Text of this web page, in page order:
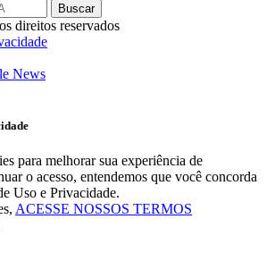
direitos reservados
para melhorar sua experiência de
o acesso, entendemos que você concorda
Uso e Privacidade.
ACESSE NOSSOS TERMOS